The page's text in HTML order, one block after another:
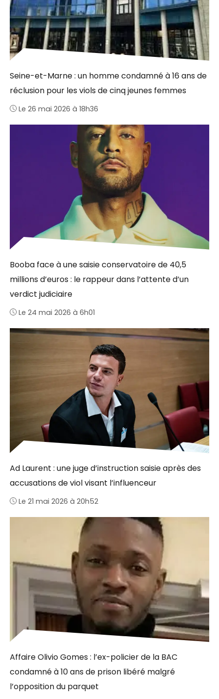
Seine-et-Marne : un homme condamné à 16 ans de
réclusion pour les viols de cinq jeunes femmes
Le 26 mai 2026 à 18h36
Booba face à une saisie conservatoire de 40,5
millions d’euros : le rappeur dans l’attente d’un
verdict judiciaire
Le 24 mai 2026 à 6h01
Ad Laurent : une juge d’instruction saisie après des
accusations de viol visant l’influenceur
Le 21 mai 2026 à 20h52
Affaire Olivio Gomes : l’ex-policier de la BAC
condamné à 10 ans de prison libéré malgré
l’opposition du parquet